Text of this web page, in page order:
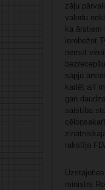
zāļu
valodu
ka ārstiem
ierobežot
ņemot
sāpju
kaitēt arī
gan
saistība
rakstīja
ministrs